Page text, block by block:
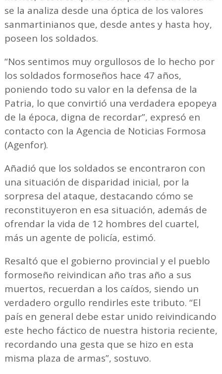
se la analiza desde una óptica de los valores
sanmartinianos que, desde antes y hasta hoy,
poseen los soldados.
“Nos sentimos muy orgullosos de lo hecho por
los soldados formoseños hace 47 años,
poniendo todo su valor en la defensa de la
Patria, lo que convirtió una verdadera epopeya
de la época, digna de recordar”, expresó en
contacto con la Agencia de Noticias Formosa
(Agenfor).
Añadió que los soldados se encontraron con
una situación de disparidad inicial, por la
sorpresa del ataque, destacando cómo se
reconstituyeron en esa situación, además de
ofrendar la vida de 12 hombres del cuartel,
más un agente de policía, estimó.
Resaltó que el gobierno provincial y el pueblo
formoseño reivindican año tras año a sus
muertos, recuerdan a los caídos, siendo un
verdadero orgullo rendirles este tributo. “El
país en general debe estar unido reivindicando
este hecho fáctico de nuestra historia reciente,
recordando una gesta que se hizo en esta
misma plaza de armas”, sostuvo.